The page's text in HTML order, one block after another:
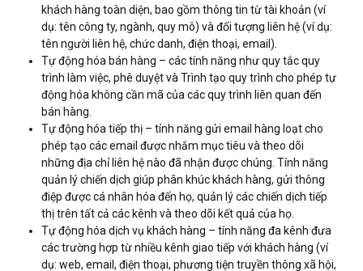
khách hàng toàn diện, bao gồm thông tin từ tài khoản (ví
dụ: tên công ty, ngành, quy mô) và đối tượng liên hệ (ví dụ:
tên người liên hệ, chức danh, điện thoại, email).
Tự động hóa bán hàng – các tính năng như quy tắc quy
trình làm việc, phê duyệt và Trình tạo quy trình cho phép tự
động hóa không cần mã của các quy trình liên quan đến
bán hàng.
Tự động hóa tiếp thị – tính năng gửi email hàng loạt cho
phép tạo các email được nhắm mục tiêu và theo dõi
những địa chỉ liên hệ nào đã nhận được chúng. Tính năng
quản lý chiến dịch giúp phân khúc khách hàng, gửi thông
điệp được cá nhân hóa đến họ, quản lý các chiến dịch tiếp
thị trên tất cả các kênh và theo dõi kết quả của họ.
Tự động hóa dịch vụ khách hàng – tính năng đa kênh đưa
các trường hợp từ nhiều kênh giao tiếp với khách hàng (ví
dụ: web, email, điện thoại, phương tiện truyền thông xã hội,